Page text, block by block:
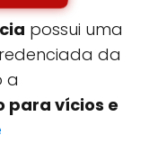
possui uma
da
a
vícios e